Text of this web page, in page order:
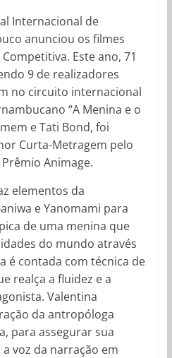
Internacional de
anunciou os filmes
Este ano, 71
9 de realizadores
no circuito internacional
“A Menina e o
e Tati Bond, foi
Curta-Metragem pelo
Animage.
elementos da
e Yanomami para
de uma menina que
do mundo através
é contada com técnica de
realça a fluidez e a
Valentina
da antropóloga
para assegurar sua
voz da narração em